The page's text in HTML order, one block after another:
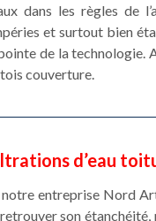
dans les règles de
et surtout bien
de la technologie.
couverture.
d’eau
entreprise Nord
son